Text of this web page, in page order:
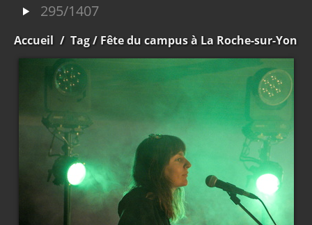
295/1407
Accueil / Tag/ Fête du campus à La Roche-sur-Yon